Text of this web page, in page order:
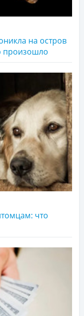
на остров
произошло
что